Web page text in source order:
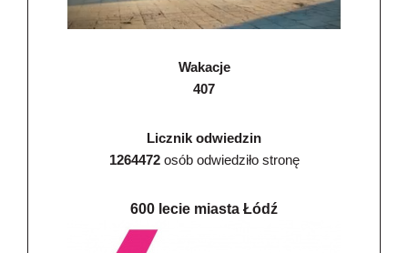
Wakacje
407
Licznik odwiedzin
1264472osób odwiedziło stronę
600 lecie miasta Łódź